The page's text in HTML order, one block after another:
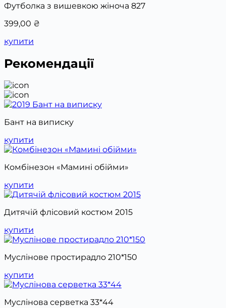
Футболка з вишевкою жіноча 827
399,00 ₴
купити
Рекомендації
Бант на виписку
купити
Комбінезон «Мамині обійми»
купити
Дитячій флісовий костюм 2015
купити
Муслінове простирадло 210*150
купити
Муслінова серветка 33*44